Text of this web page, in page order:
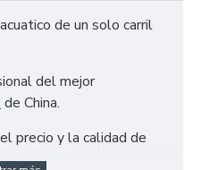
de un solo carril
del mejor
de China.
precio y la calidad de